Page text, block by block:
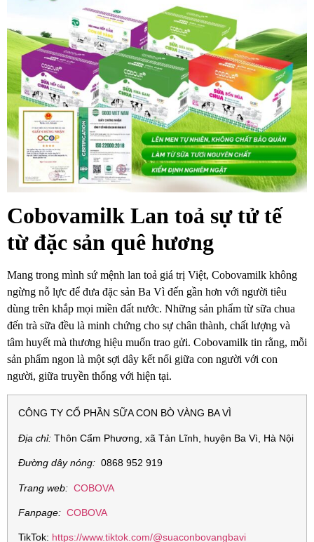
Cobovamilk Lan toả sự tử tế
từ đặc sản quê hương
Mang trong mình sứ mệnh lan toả giá trị Việt, Cobovamilk không
ngừng nỗ lực để đưa đặc sản Ba Vì đến gần hơn với người tiêu
dùng trên khắp mọi miền đất nước. Những sản phẩm từ sữa chua
đến trà sữa đều là minh chứng cho sự chân thành, chất lượng và
tâm huyết mà thương hiệu muốn trao gửi. Cobovamilk tin rằng, mỗi
sản phẩm ngon là một sợi dây kết nối giữa con người với con
người, giữa truyền thống với hiện tại.
CÔNG TY CỔ PHẦN SỮA CON BÒ VÀNG BA VÌ
Địa chỉ: Thôn Cẩm Phương, xã Tản Lĩnh, huyện Ba Vì, Hà Nội
Đường dây nóng: 0868 952 919
Trang web: COBOVA
Fanpage: COBOVA
TikTok: https://www.tiktok.com/@suaconbovangbavi